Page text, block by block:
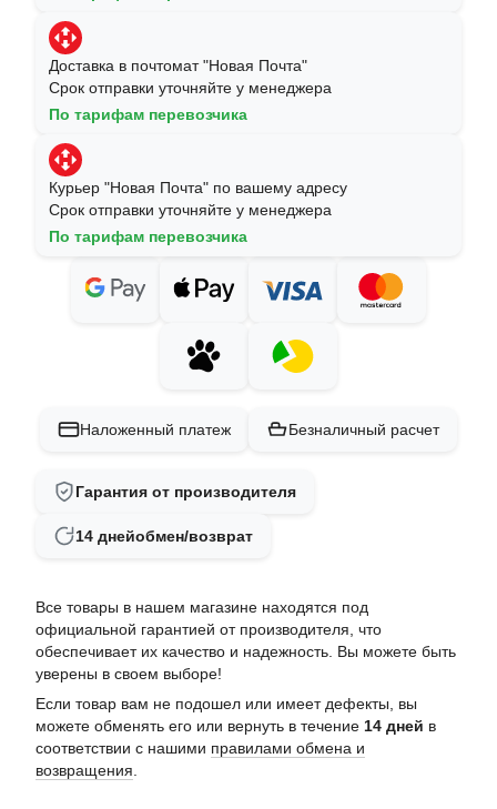
Доставка в почтомат "Новая Почта"
Срок отправки уточняйте у менеджера
По тарифам перевозчика
Курьер "Новая Почта" по вашему адресу
Срок отправки уточняйте у менеджера
По тарифам перевозчика
Наложенный платеж Безналичный расчет
Гарантия от производителя
14 днейобмен/возврат
Все товары в нашем магазине находятся под
официальной гарантией от производителя, что
обеспечивает их качество и надежность. Вы можете быть
уверены в своем выборе!
Если товар вам не подошел или имеет дефекты, вы
можете обменять его или вернуть в течение 14 дней в
соответствии с нашими правилами обмена и
возвращения